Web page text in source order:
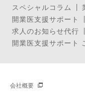
スペシャルコラム
開業医支援サポート
求人のお知らせ代行
開業医支援サポート
会社概要